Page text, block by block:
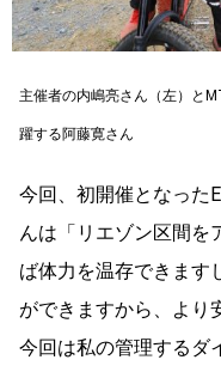
主催者の内嶋亮さん（左）と
躍する阿藤寛さん
今回、初開催となった
んは「リエゾン区間を
ば体力を温存できます
ができますから、より
今回は私の管理するダ